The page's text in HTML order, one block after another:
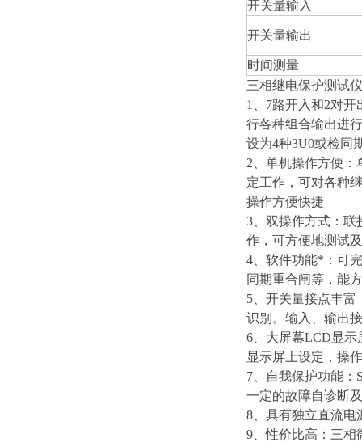
开关量输入
开关量输出
时间测量
三相继电保护测试仪
1、7路开入和2对
行各种组合输出进
设为4种3U0或检同
2、单机操作方便
定工作，可对各种
操作方便快捷
3、双操作方式：联
作，可方便地测试
4、软件功能*：可
同期重合闸等，能
5、开关量接点丰富
识别。输入、输出
6、大屏幕LCD显示
显示屏上设定，操
7、自我保护功能
一定的故障自诊断
8、具有独立直流电
9、性价比高：三相